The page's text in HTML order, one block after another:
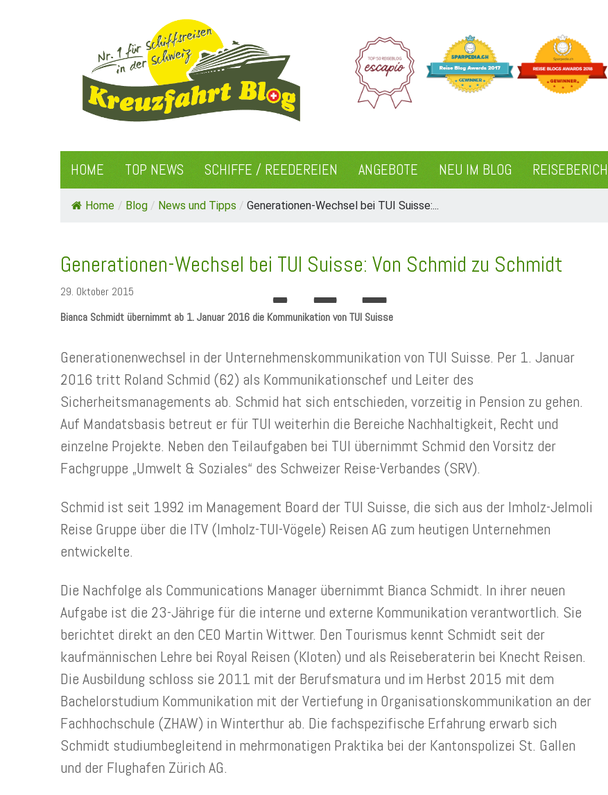
HOME TOP NEWS SCHIFFE / REEDEREIEN ANGEBOTE NEU IM BLOG
Home / Blog / News und Tipps / Generationen-Wechsel bei TUI Suisse:...
Generationen-Wechsel bei TUI Suisse: Von Schmid zu Schmidt
29. Oktober 2015
Bianca Schmidt übernimmt ab 1. Januar 2016 die Kommunikation von TUI Suisse
Generationenwechsel in der Unternehmenskommunikation von TUI Suisse. Per 1. Januar
2016 tritt Roland Schmid (62) als Kommunikationschef und Leiter des
Sicherheitsmanagements ab. Schmid hat sich entschieden, vorzeitig in Pension zu gehen.
Auf Mandatsbasis betreut er für TUI weiterhin die Bereiche Nachhaltigkeit, Recht und
einzelne Projekte. Neben den Teilaufgaben bei TUI übernimmt Schmid den Vorsitz der
Fachgruppe „Umwelt & Soziales“ des Schweizer Reise-Verbandes (SRV).
Schmid ist seit 1992 im Management Board der TUI Suisse, die sich aus der Imholz-Jelmoli
Reise Gruppe über die ITV (Imholz-TUI-Vögele) Reisen AG zum heutigen Unternehmen
entwickelte.
Die Nachfolge als Communications Manager übernimmt Bianca Schmidt. In ihrer neuen
Aufgabe ist die 23-Jährige für die interne und externe Kommunikation verantwortlich. Sie
berichtet direkt an den CEO Martin Wittwer. Den Tourismus kennt Schmidt seit der
kaufmännischen Lehre bei Royal Reisen (Kloten) und als Reiseberaterin bei Knecht Reisen.
Die Ausbildung schloss sie 2011 mit der Berufsmatura und im Herbst 2015 mit dem
Bachelorstudium Kommunikation mit der Vertiefung in Organisationskommunikation an der
Fachhochschule (ZHAW) in Winterthur ab. Die fachspezifische Erfahrung erwarb sich
Schmidt studiumbegleitend in mehrmonatigen Praktika bei der Kantonspolizei St. Gallen
und der Flughafen Zürich AG.